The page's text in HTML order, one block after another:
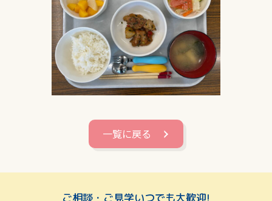
一覧に戻る
ご相談・ご見学いつでも大歓迎!